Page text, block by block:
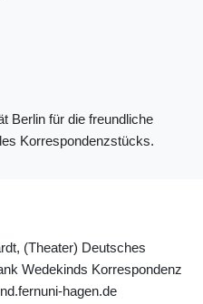
Berlin für die freundliche
Korrespondenzstücks.
(Theater) Deutsches
Wedekinds Korrespondenz
hagen.de